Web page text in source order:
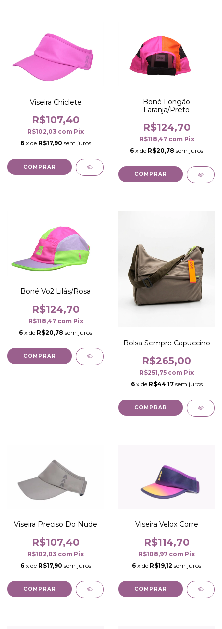
Viseira Chiclete
R$107,40
R$102,03 com Pix
6 x de R$17,90 sem juros
COMPRAR
Boné Longão
Laranja/Preto
R$124,70
R$118,47 com Pix
6 x de R$20,78 sem juros
COMPRAR
Boné Vo2 Lilás/Rosa
R$124,70
R$118,47 com Pix
6 x de R$20,78 sem juros
COMPRAR
Bolsa Sempre Capuccino
R$265,00
R$251,75 com Pix
6 x de R$44,17 sem juros
COMPRAR
Viseira Preciso Do Nude
R$107,40
R$102,03 com Pix
6 x de R$17,90 sem juros
COMPRAR
Viseira Velox Corre
R$114,70
R$108,97 com Pix
6 x de R$19,12 sem juros
COMPRAR